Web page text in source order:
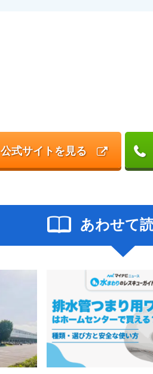
公式サイトを見る
あわせて